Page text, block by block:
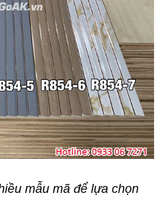
mẫu mã để lựa chọn